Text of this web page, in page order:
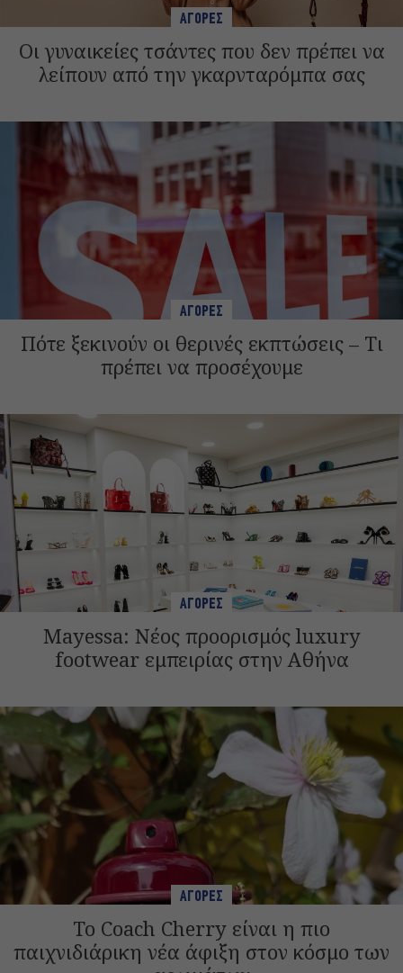
ΑΓΟΡΕΣ
Οι γυναικείες τσάντες που δεν πρέπει να
λείπουν από την γκαρνταρόμπα σας
ΑΓΟΡΕΣ
Πότε ξεκινούν οι θερινές εκπτώσεις – Τι
πρέπει να προσέχουμε
ΑΓΟΡΕΣ
Mayessa: Νέος προορισμός luxury
footwear εμπειρίας στην Αθήνα
ΑΓΟΡΕΣ
Το Coach Cherry είναι η πιο
παιχνιδιάρικη νέα άφιξη στον κόσμο των